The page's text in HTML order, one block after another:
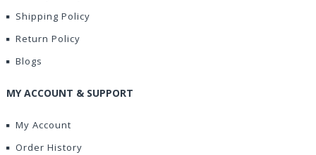
Shipping Policy
Return Policy
Blogs
MY ACCOUNT & SUPPORT
My Account
Order History